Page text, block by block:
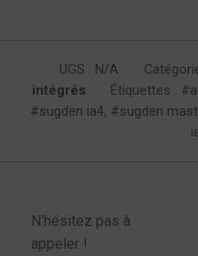
UGS : N/A
intégrés
Étiquettes :
sugden ia4, sugden
N'hésitez pas à
appeler !